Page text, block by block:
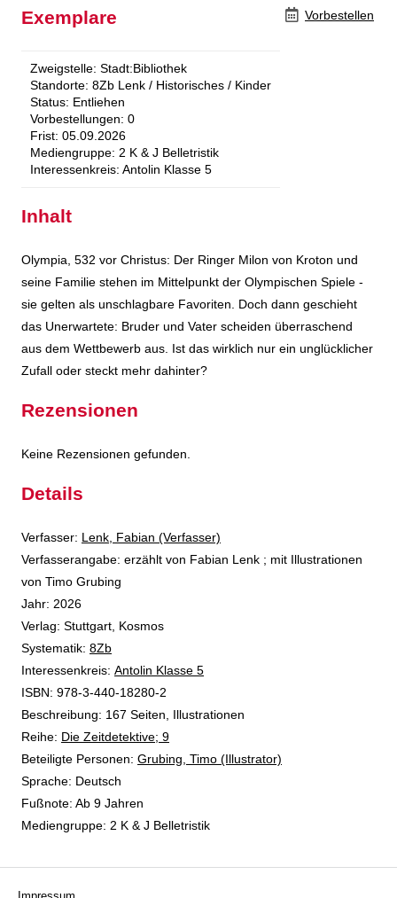
Vorbestellen
Exemplare
Zweigstelle: Stadt:Bibliothek
Standorte: 8Zb Lenk / Historisches / Kinder
Status: Entliehen
Vorbestellungen: 0
Frist: 05.09.2026
Mediengruppe: 2 K & J Belletristik
Interessenkreis: Antolin Klasse 5
Inhalt
Olympia, 532 vor Christus: Der Ringer Milon von Kroton und
seine Familie stehen im Mittelpunkt der Olympischen Spiele -
sie gelten als unschlagbare Favoriten. Doch dann geschieht
das Unerwartete: Bruder und Vater scheiden überraschend
aus dem Wettbewerb aus. Ist das wirklich nur ein unglücklicher
Zufall oder steckt mehr dahinter?
Rezensionen
Keine Rezensionen gefunden.
Details
Verfasser: Suche nach diesem Verfasser
Lenk, Fabian (Verfasser)
Verfasserangabe: erzählt von Fabian Lenk ; mit Illustrationen
von Timo Grubing
Jahr: 2026
Verlag: Stuttgart, Kosmos
opens in new tab
Diesen Link in neuem Tab öffnen
Systematik: Suche nach dieser Systematik
8Zb
Interessenkreis: Suche nach diesem Interessenskreis
Antolin Klasse 5
ISBN: 978-3-440-18280-2
Beschreibung: 167 Seiten, Illustrationen
Reihe: Die Zeitdetektive; 9
Beteiligte Personen: Suche nach dieser Beteiligten Person
Grubing, Timo (Illustrator)
Sprache: Deutsch
Fußnote: Ab 9 Jahren
Mediengruppe: 2 K & J Belletristik